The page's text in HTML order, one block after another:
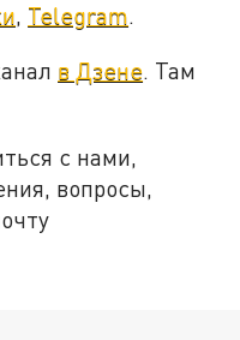
, Telegram.
в Дзене. Там
с нами,
вопросы,